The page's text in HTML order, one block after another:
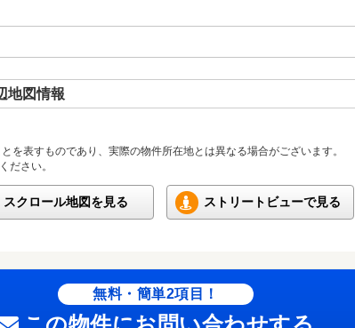
地図情報
表すものであり、実際の物件所在地とは異なる場合がございます。
ださい。
スクロール地図を見る ストリートビューで見る
無料・簡単2項目！